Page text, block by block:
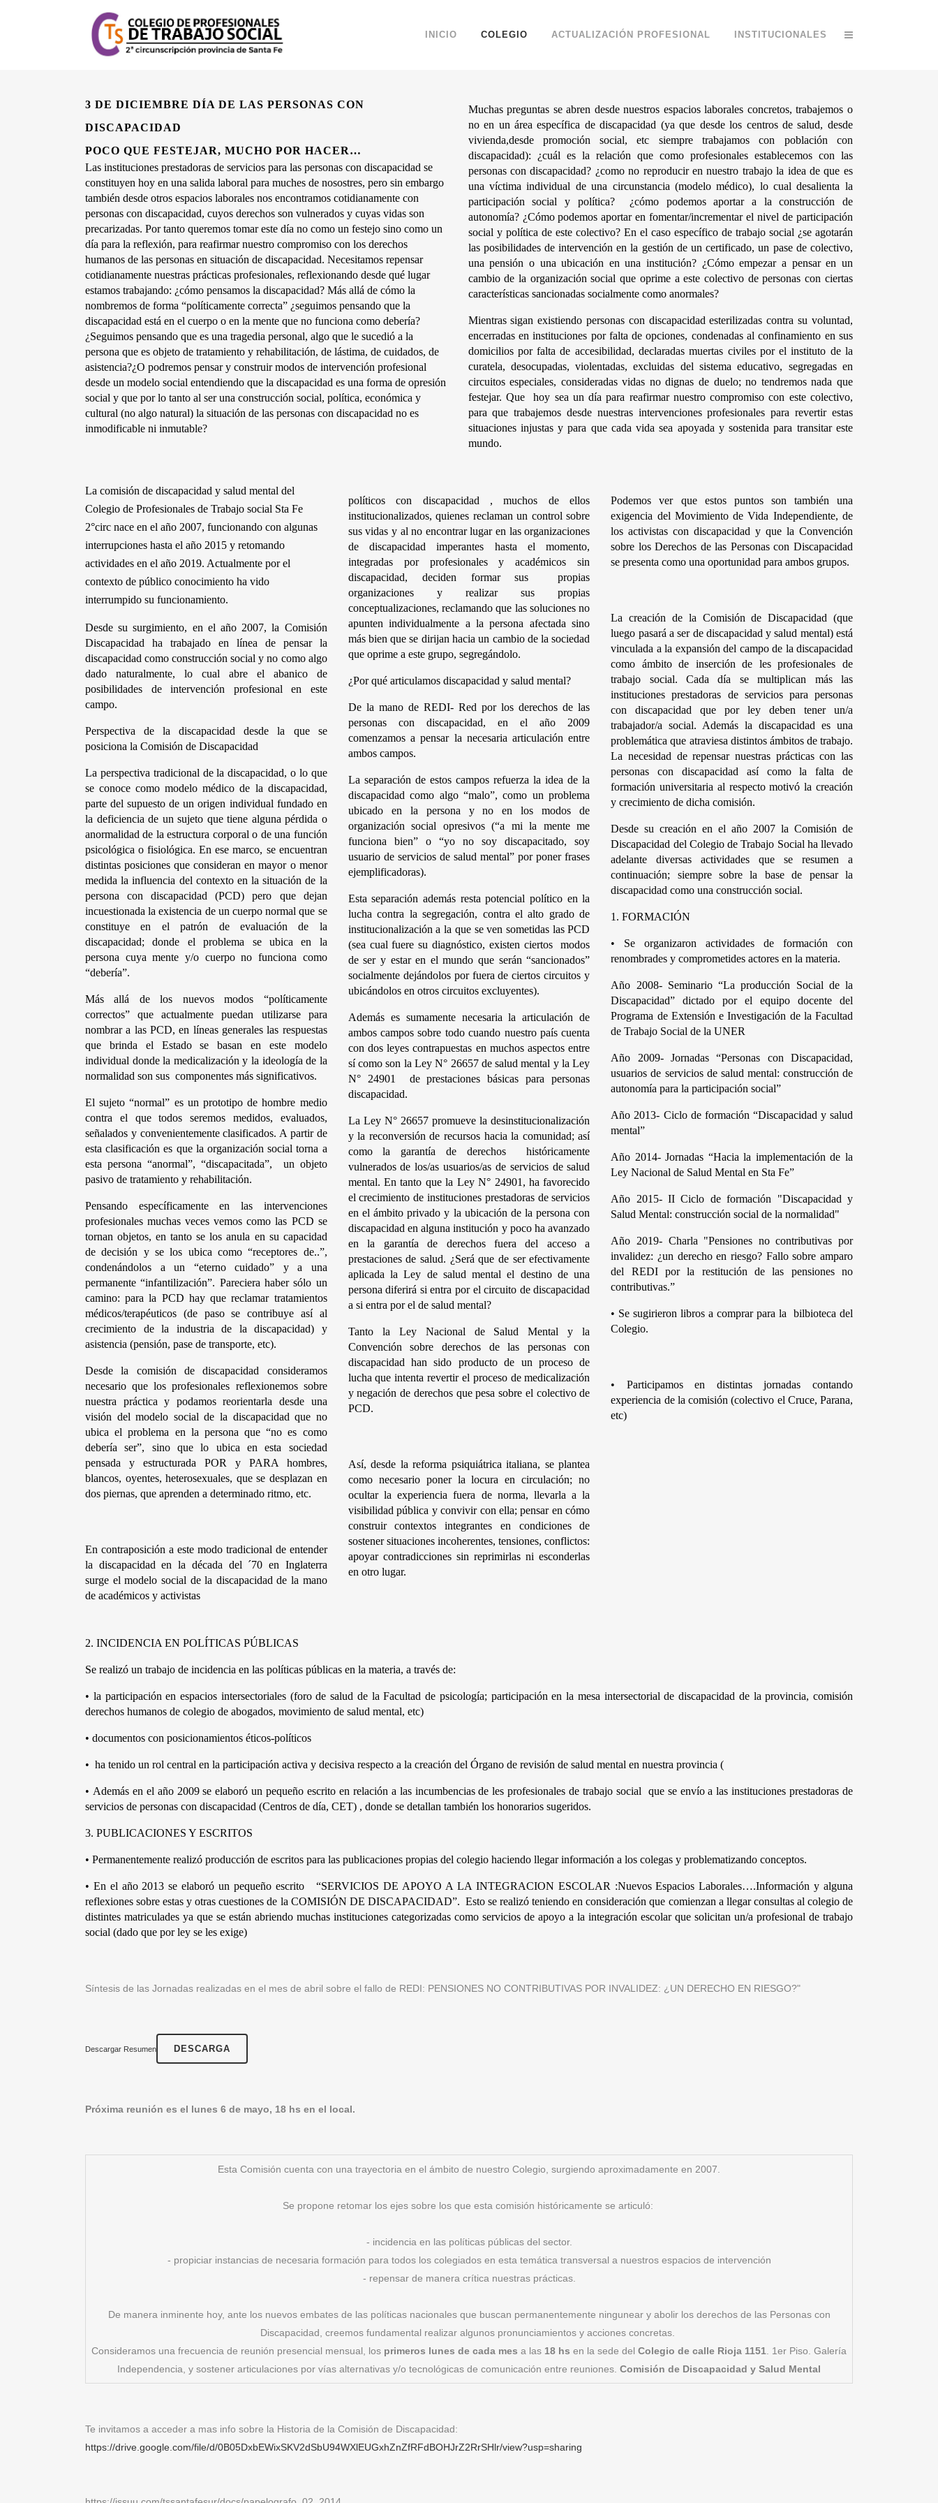
INICIO COLEGIO ACTUALIZACIÓN PROFESIONAL INSTITUCIONALES
3 DE DICIEMBRE DÍA DE LAS PERSONAS CON
DISCAPACIDAD
POCO QUE FESTEJAR, MUCHO POR HACER…
Las instituciones prestadoras de servicios para las personas con discapacidad se
constituyen hoy en una salida laboral para muches de nosostres, pero sin embargo
también desde otros espacios laborales nos encontramos cotidianamente con
personas con discapacidad, cuyos derechos son vulnerados y cuyas vidas son
precarizadas. Por tanto queremos tomar este día no como un festejo sino como un
día para la reflexión, para reafirmar nuestro compromiso con los derechos
humanos de las personas en situación de discapacidad. Necesitamos repensar
cotidianamente nuestras prácticas profesionales, reflexionando desde qué lugar
estamos trabajando: ¿cómo pensamos la discapacidad? Más allá de cómo la
nombremos de forma “políticamente correcta” ¿seguimos pensando que la
discapacidad está en el cuerpo o en la mente que no funciona como debería?
¿Seguimos pensando que es una tragedia personal, algo que le sucedió a la
persona que es objeto de tratamiento y rehabilitación, de lástima, de cuidados, de
asistencia?¿O podremos pensar y construir modos de intervención profesional
desde un modelo social entendiendo que la discapacidad es una forma de opresión
social y que por lo tanto al ser una construcción social, política, económica y
cultural (no algo natural) la situación de las personas con discapacidad no es
inmodificable ni inmutable?
Muchas preguntas se abren desde nuestros espacios laborales concretos, trabajemos o
no en un área específica de discapacidad (ya que desde los centros de salud, desde
vivienda,desde promoción social, etc siempre trabajamos con población con
discapacidad): ¿cuál es la relación que como profesionales establecemos con las
personas con discapacidad? ¿como no reproducir en nuestro trabajo la idea de que es
una víctima individual de una circunstancia (modelo médico), lo cual desalienta la
participación social y política?  ¿cómo podemos aportar a la construcción de
autonomía? ¿Cómo podemos aportar en fomentar/incrementar el nivel de participación
social y política de este colectivo? En el caso específico de trabajo social ¿se agotarán
las posibilidades de intervención en la gestión de un certificado, un pase de colectivo,
una pensión o una ubicación en una institución? ¿Cómo empezar a pensar en un
cambio de la organización social que oprime a este colectivo de personas con ciertas
características sancionadas socialmente como anormales?
Mientras sigan existiendo personas con discapacidad esterilizadas contra su voluntad,
encerradas en instituciones por falta de opciones, condenadas al confinamiento en sus
domicilios por falta de accesibilidad, declaradas muertas civiles por el instituto de la
curatela, desocupadas, violentadas, excluidas del sistema educativo, segregadas en
circuitos especiales, consideradas vidas no dignas de duelo; no tendremos nada que
festejar. Que  hoy sea un día para reafirmar nuestro compromiso con este colectivo,
para que trabajemos desde nuestras intervenciones profesionales para revertir estas
situaciones injustas y para que cada vida sea apoyada y sostenida para transitar este
mundo.
La comisión de discapacidad y salud mental del
Colegio de Profesionales de Trabajo social Sta Fe
2°circ nace en el año 2007, funcionando con algunas
interrupciones hasta el año 2015 y retomando
actividades en el año 2019. Actualmente por el
contexto de público conocimiento ha vido
interrumpido su funcionamiento.
Desde su surgimiento, en el año 2007, la Comisión
Discapacidad ha trabajado en línea de pensar la
discapacidad como construcción social y no como algo
dado naturalmente, lo cual abre el abanico de
posibilidades de intervención profesional en este
campo.
Perspectiva de la discapacidad desde la que se
posiciona la Comisión de Discapacidad
La perspectiva tradicional de la discapacidad, o lo que
se conoce como modelo médico de la discapacidad,
parte del supuesto de un origen individual fundado en
la deficiencia de un sujeto que tiene alguna pérdida o
anormalidad de la estructura corporal o de una función
psicológica o fisiológica. En ese marco, se encuentran
distintas posiciones que consideran en mayor o menor
medida la influencia del contexto en la situación de la
persona con discapacidad (PCD) pero que dejan
incuestionada la existencia de un cuerpo normal que se
constituye en el patrón de evaluación de la
discapacidad; donde el problema se ubica en la
persona cuya mente y/o cuerpo no funciona como
“debería”.
Más allá de los nuevos modos “políticamente
correctos” que actualmente puedan utilizarse para
nombrar a las PCD, en líneas generales las respuestas
que brinda el Estado se basan en este modelo
individual donde la medicalización y la ideología de la
normalidad son sus  componentes más significativos.
El sujeto “normal” es un prototipo de hombre medio
contra el que todos seremos medidos, evaluados,
señalados y convenientemente clasificados. A partir de
esta clasificación es que la organización social torna a
esta persona “anormal”, “discapacitada”,  un objeto
pasivo de tratamiento y rehabilitación.
Pensando específicamente en las intervenciones
profesionales muchas veces vemos como las PCD se
tornan objetos, en tanto se los anula en su capacidad
de decisión y se los ubica como “receptores de..”,
condenándolos a un “eterno cuidado” y a una
permanente “infantilización”. Pareciera haber sólo un
camino: para la PCD hay que reclamar tratamientos
médicos/terapéuticos (de paso se contribuye así al
crecimiento de la industria de la discapacidad) y
asistencia (pensión, pase de transporte, etc).
Desde la comisión de discapacidad consideramos
necesario que los profesionales reflexionemos sobre
nuestra práctica y podamos reorientarla desde una
visión del modelo social de la discapacidad que no
ubica el problema en la persona que “no es como
debería ser”, sino que lo ubica en esta sociedad
pensada y estructurada POR y PARA hombres,
blancos, oyentes, heterosexuales, que se desplazan en
dos piernas, que aprenden a determinado ritmo, etc.
En contraposición a este modo tradicional de entender
la discapacidad en la década del ´70 en Inglaterra
surge el modelo social de la discapacidad de la mano
de académicos y activistas
políticos con discapacidad , muchos de ellos
institucionalizados, quienes reclaman un control sobre
sus vidas y al no encontrar lugar en las organizaciones
de discapacidad imperantes hasta el momento,
integradas por profesionales y académicos sin
discapacidad, deciden formar sus  propias
organizaciones y realizar sus propias
conceptualizaciones, reclamando que las soluciones no
apunten individualmente a la persona afectada sino
más bien que se dirijan hacia un cambio de la sociedad
que oprime a este grupo, segregándolo.
¿Por qué articulamos discapacidad y salud mental?
De la mano de REDI- Red por los derechos de las
personas con discapacidad, en el año 2009
comenzamos a pensar la necesaria articulación entre
ambos campos.
La separación de estos campos refuerza la idea de la
discapacidad como algo “malo”, como un problema
ubicado en la persona y no en los modos de
organización social opresivos (“a mi la mente me
funciona bien” o “yo no soy discapacitado, soy
usuario de servicios de salud mental” por poner frases
ejemplificadoras).
Esta separación además resta potencial político en la
lucha contra la segregación, contra el alto grado de
institucionalización a la que se ven sometidas las PCD
(sea cual fuere su diagnóstico, existen ciertos  modos
de ser y estar en el mundo que serán “sancionados”
socialmente dejándolos por fuera de ciertos circuitos y
ubicándolos en otros circuitos excluyentes).
Además es sumamente necesaria la articulación de
ambos campos sobre todo cuando nuestro país cuenta
con dos leyes contrapuestas en muchos aspectos entre
sí como son la Ley N° 26657 de salud mental y la Ley
N° 24901  de prestaciones básicas para personas
discapacidad.
La Ley N° 26657 promueve la desinstitucionalización
y la reconversión de recursos hacia la comunidad; así
como la garantía de derechos  históricamente
vulnerados de los/as usuarios/as de servicios de salud
mental. En tanto que la Ley N° 24901, ha favorecido
el crecimiento de instituciones prestadoras de servicios
en el ámbito privado y la ubicación de la persona con
discapacidad en alguna institución y poco ha avanzado
en la garantía de derechos fuera del acceso a
prestaciones de salud. ¿Será que de ser efectivamente
aplicada la Ley de salud mental el destino de una
persona diferirá si entra por el circuito de discapacidad
a si entra por el de salud mental?
Tanto la Ley Nacional de Salud Mental y la
Convención sobre derechos de las personas con
discapacidad han sido producto de un proceso de
lucha que intenta revertir el proceso de medicalización
y negación de derechos que pesa sobre el colectivo de
PCD.
Así, desde la reforma psiquiátrica italiana, se plantea
como necesario poner la locura en circulación; no
ocultar la experiencia fuera de norma, llevarla a la
visibilidad pública y convivir con ella; pensar en cómo
construir contextos integrantes en condiciones de
sostener situaciones incoherentes, tensiones, conflictos:
apoyar contradicciones sin reprimirlas ni esconderlas
en otro lugar.
Podemos ver que estos puntos son también una
exigencia del Movimiento de Vida Independiente, de
los activistas con discapacidad y que la Convención
sobre los Derechos de las Personas con Discapacidad
se presenta como una oportunidad para ambos grupos.
La creación de la Comisión de Discapacidad (que
luego pasará a ser de discapacidad y salud mental) está
vinculada a la expansión del campo de la discapacidad
como ámbito de inserción de les profesionales de
trabajo social. Cada día se multiplican más las
instituciones prestadoras de servicios para personas
con discapacidad que por ley deben tener un/a
trabajador/a social. Además la discapacidad es una
problemática que atraviesa distintos ámbitos de trabajo.
La necesidad de repensar nuestras prácticas con las
personas con discapacidad así como la falta de
formación universitaria al respecto motivó la creación
y crecimiento de dicha comisión.
Desde su creación en el año 2007 la Comisión de
Discapacidad del Colegio de Trabajo Social ha llevado
adelante diversas actividades que se resumen a
continuación; siempre sobre la base de pensar la
discapacidad como una construcción social.
1. FORMACIÓN
•
Se organizaron actividades de formación con
renombrades y comprometides actores en la materia.
Año 2008- Seminario “La producción Social de la
Discapacidad” dictado por el equipo docente del
Programa de Extensión e Investigación de la Facultad
de Trabajo Social de la UNER
Año 2009- Jornadas “Personas con Discapacidad,
usuarios de servicios de salud mental: construcción de
autonomía para la participación social”
Año 2013- Ciclo de formación “Discapacidad y salud
mental”
Año 2014- Jornadas “Hacia la implementación de la
Ley Nacional de Salud Mental en Sta Fe”
Año 2015- II Ciclo de formación "Discapacidad y
Salud Mental: construcción social de la normalidad"
Año 2019- Charla "Pensiones no contributivas por
invalidez: ¿un derecho en riesgo? Fallo sobre amparo
del REDI por la restitución de las pensiones no
contributivas.”
• Se sugirieron libros a comprar para la  bilbioteca del
Colegio.
•
Participamos en distintas jornadas contando
experiencia de la comisión (colectivo el Cruce, Parana,
etc)
2. INCIDENCIA EN POLÍTICAS PÚBLICAS
Se realizó un trabajo de incidencia en las políticas públicas en la materia, a través de:
• la participación en espacios intersectoriales (foro de salud de la Facultad de psicología; participación en la mesa intersectorial de discapacidad de la provincia, comisión
derechos humanos de colegio de abogados, movimiento de salud mental, etc)
• documentos con posicionamientos éticos-políticos
• ha tenido un rol central en la participación activa y decisiva respecto a la creación del Órgano de revisión de salud mental en nuestra provincia (
• Además en el año 2009 se elaboró un pequeño escrito en relación a las incumbencias de les profesionales de trabajo social  que se envío a las instituciones prestadoras de
servicios de personas con discapacidad (Centros de día, CET) , donde se detallan también los honorarios sugeridos.
3. PUBLICACIONES Y ESCRITOS
• Permanentemente realizó producción de escritos para las publicaciones propias del colegio haciendo llegar información a los colegas y problematizando conceptos.
• En el año 2013 se elaboró un pequeño escrito   “SERVICIOS DE APOYO A LA INTEGRACION ESCOLAR :Nuevos Espacios Laborales….Información y alguna
reflexiones sobre estas y otras cuestiones de la COMISIÓN DE DISCAPACIDAD”.  Esto se realizó teniendo en consideración que comienzan a llegar consultas al colegio de
distintes matriculades ya que se están abriendo muchas instituciones categorizadas como servicios de apoyo a la integración escolar que solicitan un/a profesional de trabajo
social (dado que por ley se les exige)
Síntesis de las Jornadas realizadas en el mes de abril sobre el fallo de REDI: PENSIONES NO CONTRIBUTIVAS POR INVALIDEZ: ¿UN DERECHO EN RIESGO?"
Descargar Resumen DESCARGA
Próxima reunión es el lunes 6 de mayo, 18 hs en el local.
Esta Comisión cuenta con una trayectoria en el ámbito de nuestro Colegio, surgiendo aproximadamente en 2007.
Se propone retomar los ejes sobre los que esta comisión históricamente se articuló:
- incidencia en las políticas públicas del sector.
- propiciar instancias de necesaria formación para todos los colegiados en esta temática transversal a nuestros espacios de intervención
- repensar de manera crítica nuestras prácticas.
De manera inminente hoy, ante los nuevos embates de las políticas nacionales que buscan permanentemente ningunear y abolir los derechos de las Personas con
Discapacidad, creemos fundamental realizar algunos pronunciamientos y acciones concretas.
Consideramos una frecuencia de reunión presencial mensual, los primeros lunes de cada mes a las 18 hs en la sede del Colegio de calle Rioja 1151 . 1er Piso. Galería
Independencia, y sostener articulaciones por vías alternativas y/o tecnológicas de comunicación entre reuniones. Comisión de Discapacidad y Salud Mental
Te invitamos a acceder a mas info sobre la Historia de la Comisión de Discapacidad:
https://drive.google.com/file/d/0B05DxbEWixSKV2dSbU94WXlEUGxhZnZfRFdBOHJrZ2RrSHlr/view?usp=sharing